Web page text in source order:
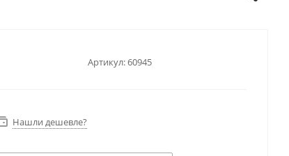
Артикул:60945
Нашли дешевле?